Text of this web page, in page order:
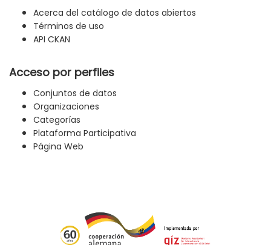
Acerca del catálogo de datos abiertos
Términos de uso
API CKAN
Acceso por perfiles
Conjuntos de datos
Organizaciones
Categorías
Plataforma Participativa
Página Web